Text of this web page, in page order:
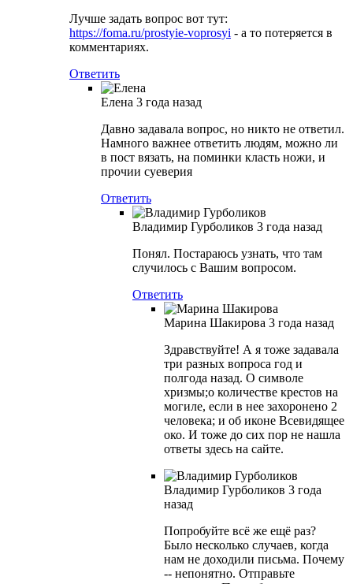
Лучше задать вопрос вот тут:
https://foma.ru/prostyie-voprosyi - а то потеряется в
комментариях.
Ответить
Елена 3 года назад
Давно задавала вопрос, но никто не ответил.
Намного важнее ответить людям, можно ли
в пост вязать, на поминки класть ножи, и
прочии суеверия
Ответить
Владимир Гурболиков 3 года назад
Понял. Постараюсь узнать, что там
случилось с Вашим вопросом.
Ответить
Марина Шакирова 3 года назад
Здравствуйте! А я тоже задавала
три разных вопроса год и
полгода назад. О символе
хризмы;о количестве крестов на
могиле, если в нее захоронено 2
человека; и об иконе Всевидящее
око. И тоже до сих пор не нашла
ответы здесь на сайте.
Владимир Гурболиков 3 года
назад
Попробуйте всё же ещё раз?
Было несколько случаев, когда
нам не доходили письма. Почему
-- непонятно. Отправьте